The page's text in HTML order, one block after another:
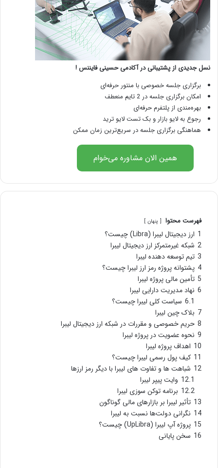
نسل جدیدی از پشتیبانی در آکادمی حسینی فایننس !
برگزاری جلسه خصوصی با منتور حرفه‌ای
امکان برگزاری جلسه در 2 تایم منعطف
بهره‌مندی از پلتفرم حرفه‌ای
رجوع به لایو بازار و بک تست لایو ترید
هماهنگی برگزاری جلسه در سریع‌ترین زمان ممکن
همین الان مشاوره می‌خوام
فهرست محتوا پنهان
1 ارز دیجیتال لیبرا (Libra) چیست؟
2 شبکه غیرمتمرکز ارز دیجیتال لیبرا
3 تیم توسعه‌ دهنده لیبرا
4 پشتوانه پروژه رمز ارز لیبرا چیست؟
5 تأمین مالی پروژه لیبرا
6 نهاد مدیریت دارایی لیبرا
6.1 سیاست کلی لیبرا چیست؟
7 بلاک چین لیبرا
8 حریم خصوصی و مقررات در شبکه ارز دیجیتال لیبرا
9 نحوه عضویت در پروژه لیبرا
10 اهداف پروژه لیبرا
11 کیف پول رسمی لیبرا چیست؟
12 شباهت‌ ها و تفاوت‌ های لیبرا با دیگر رمز ارزها
12.1 وایت پیپر لیبرا
12.2 برنامه توکن سوزی لیبرا
13 تأثیر لیبرا بر بازارهای مالی گوناگون
14 نگرانی دولت‌ها نسبت به لیبرا
15 پروژه آپ لیبرا (UpLibra) چیست؟
16 سخن پایانی